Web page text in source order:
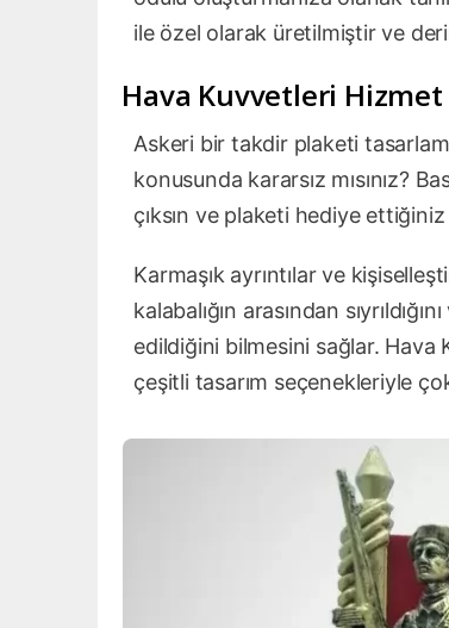
ile özel olarak üretilmiştir ve
Hava Kuvvetleri Hizmet
Askeri bir takdir plaketi
konusunda kararsız mısınız?
çıksın ve plaketi hediye
Karmaşık ayrıntılar ve
kalabalığın arasından
edildiğini bilmesini sağlar. Hava
çeşitli tasarım seçenekleriyle